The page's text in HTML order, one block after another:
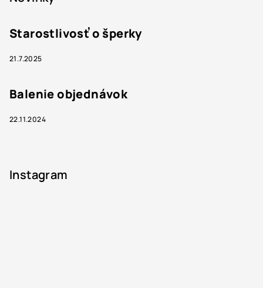
Starostlivosť o šperky
21.7.2025
Balenie objednávok
22.11.2024
Instagram